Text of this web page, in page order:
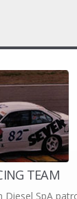
TEAM
Diesel SpA